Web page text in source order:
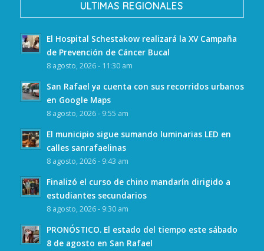
ULTIMAS REGIONALES
El Hospital Schestakow realizará la XV Campaña
de Prevención de Cáncer Bucal
8 agosto, 2026 - 11:30 am
San Rafael ya cuenta con sus recorridos urbanos
en Google Maps
8 agosto, 2026 - 9:55 am
El municipio sigue sumando luminarias LED en
calles sanrafaelinas
8 agosto, 2026 - 9:43 am
Finalizó el curso de chino mandarín dirigido a
estudiantes secundarios
8 agosto, 2026 - 9:30 am
PRONÓSTICO. El estado del tiempo este sábado
8 de agosto en San Rafael